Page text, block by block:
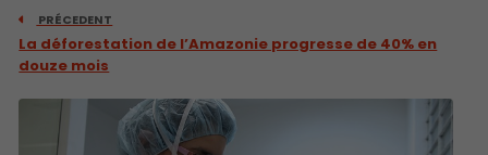
PRÉCEDENT
La déforestation de l’Amazonie progresse de 40% en
douze mois